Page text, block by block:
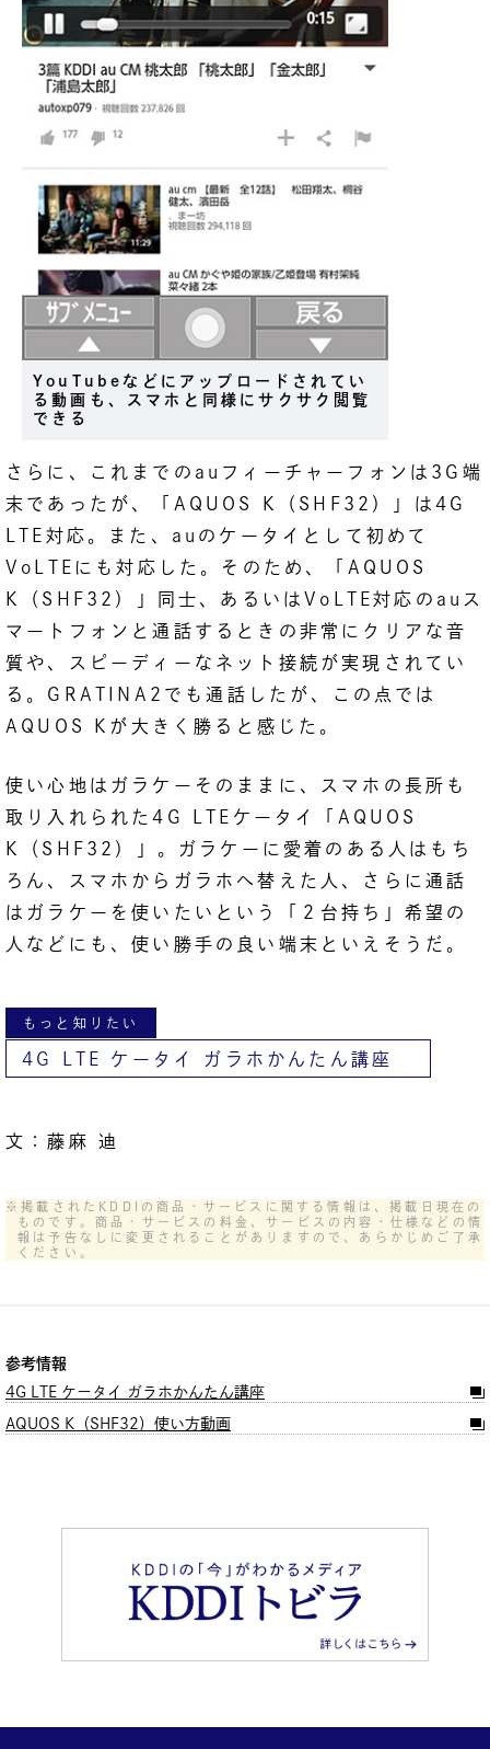
YouTubeなどにアップロードされてい
る動画も、スマホと同様にサクサク閲覧
できる
さらに、これまでのauフィーチャーフォンは3G端
末であったが、「AQUOS K（SHF32）」は4G
LTE対応。また、auのケータイとして初めて
VoLTEにも対応した。そのため、「AQUOS
K（SHF32）」同士、あるいはVoLTE対応のauス
マートフォンと通話するときの非常にクリアな音
質や、スピーディーなネット接続が実現されてい
る。GRATINA2でも通話したが、この点では
AQUOS Kが大きく勝ると感じた。
使い心地はガラケーそのままに、スマホの長所も
取り入れられた4G LTEケータイ「AQUOS
K（SHF32）」。ガラケーに愛着のある人はもち
ろん、スマホからガラホへ替えた人、さらに通話
はガラケーを使いたいという「２台持ち」希望の
人などにも、使い勝手の良い端末といえそうだ。
もっと知りたい
4G LTE ケータイ ガラホかんたん講座
文：藤麻 迪
※掲載されたKDDIの商品・サービスに関する情報は、掲載日現在の
ものです。商品・サービスの料金、サービスの内容・仕様などの情
報は予告なしに変更されることがありますので、あらかじめご了承
ください。
参考情報
4G LTE ケータイ ガラホかんたん講座
AQUOS K（SHF32）使い方動画